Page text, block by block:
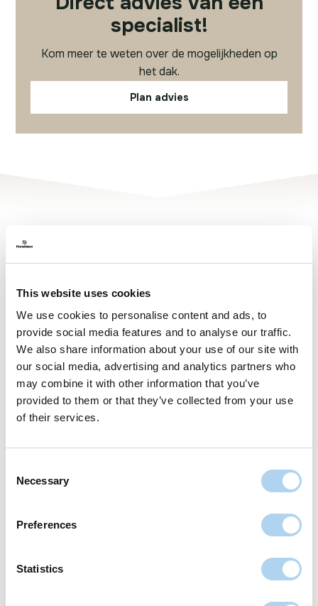
This website uses cookies
We use cookies to personalise content and ads, to
provide social media features and to analyse our traffic.
We also share information about your use of our site with
our social media, advertising and analytics partners who
may combine it with other information that you’ve
provided to them or that they’ve collected from your use
of their services.
Selection
Necessary
Preferences
Statistics
specialist!
Kom meer te weten over de mogelijkheden op
het dak.
Plan advies